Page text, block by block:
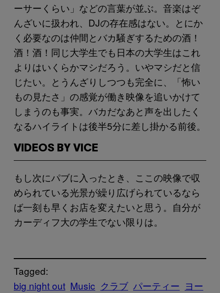
ーサーくらい」などの言葉が並ぶ。音楽はぞ
んざいに扱われ、DJの存在感はない。とにか
く必要なのは仲間とバカ騒ぎするための酒！
酒！酒！同じ大学生でも日本の大学生はこれ
よりはいくらかマシだろう。いやマシだと信
じたい。とうんざりしつつも完全に、「怖い
もの見たさ」の感覚が働き映像を追いかけて
しまうのも事実。バカだなあと声を出したく
なるハイライトは後半5分に差し掛かる前後。
VIDEOS BY VICE
もし次にパブに入ったとき、ここの映像で収
められている光景が繰り広げられているなら
ば一刻も早くお店を変えたいと思う。自分が
カーディフ大の学生でない限りは。
Tagged:
big night out Music クラブ パーティー ヨー